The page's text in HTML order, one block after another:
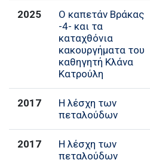
2025
Ο καπετάν Βράκας
-4- και τα
καταχθόνια
κακουργήματα του
καθηγητή Κλάνα
Κατρούλη
2017
Η λέσχη των
πεταλούδων
2017
Η λέσχη των
πεταλούδων